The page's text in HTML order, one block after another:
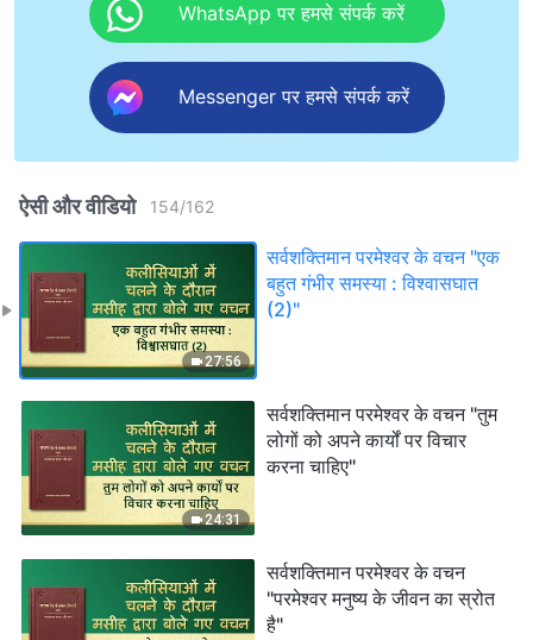
WhatsApp पर हमसे संपर्क करें
Messenger पर हमसे संपर्क करें
ऐसी और वीडियो 154/162
27:56
सर्वशक्तिमान परमेश्वर के वचन "एक
बहुत गंभीर समस्या : विश्वासघात
(2)"
24:31
सर्वशक्तिमान परमेश्वर के वचन "तुम
लोगों को अपने कार्यों पर विचार
करना चाहिए"
सर्वशक्तिमान परमेश्वर के वचन
"परमेश्वर मनुष्य के जीवन का स्रोत
है"